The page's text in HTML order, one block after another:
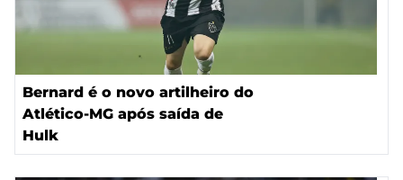
Bernard é o novo artilheiro do
Atlético-MG após saída de
Hulk